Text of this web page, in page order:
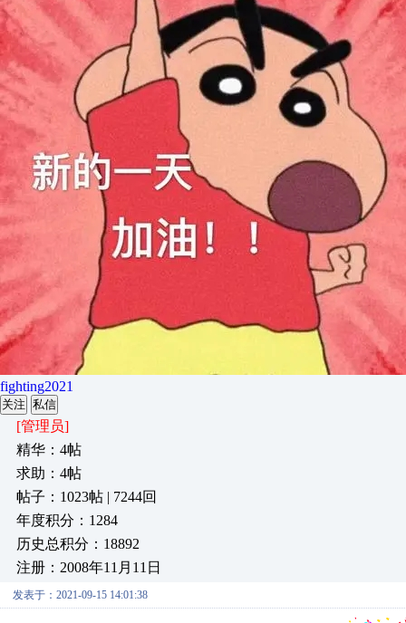
fighting2021
关注 私信
[管理员]
精华：4帖
求助：4帖
帖子：1023帖 | 7244回
年度积分：1284
历史总积分：18892
注册：2008年11月11日
发表于：2021-09-15 14:01:38